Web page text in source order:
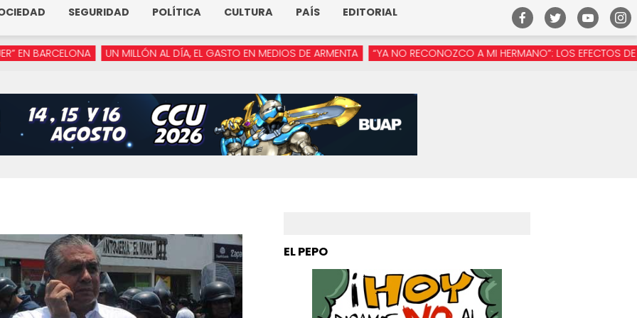
SEGURIDAD POLÍTICA CULTURA PAÍS
EDITORIAL
UN MILLÓN AL DÍA, EL GASTO EN MEDIOS DE ARMENTA “YA NO RECONOZCO A MI HERMANO”: LOS EFECTOS DE LA
EL PEPO